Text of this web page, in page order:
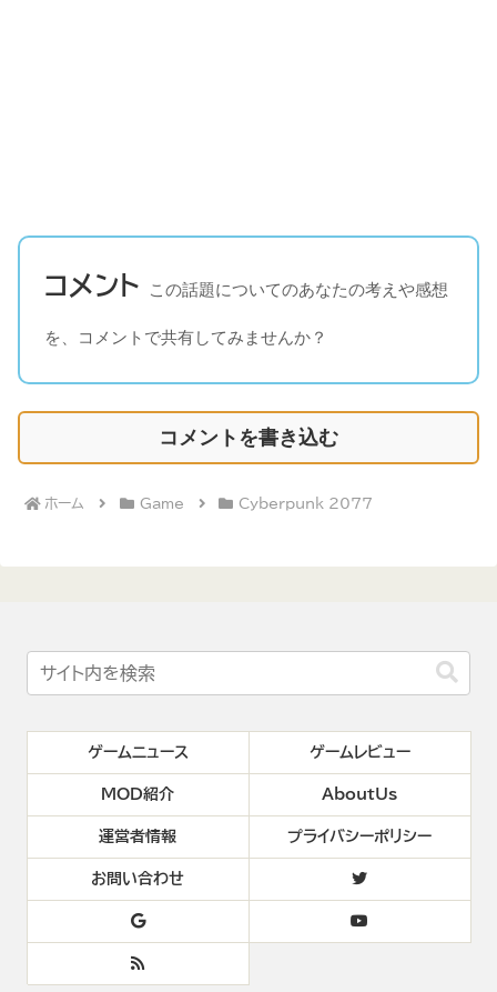
コメント この話題についてのあなたの考えや感想
を、コメントで共有してみませんか？
コメントを書き込む
ホーム Game Cyberpunk 2077
ゲームニュース ゲームレビュー
MOD紹介 AboutUs
運営者情報 プライバシーポリシー
お問い合わせ